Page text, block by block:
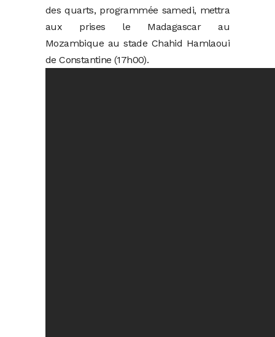
des quarts, programmée samedi, mettra
aux prises le Madagascar au
Mozambique au stade Chahid Hamlaoui
de Constantine (17h00).